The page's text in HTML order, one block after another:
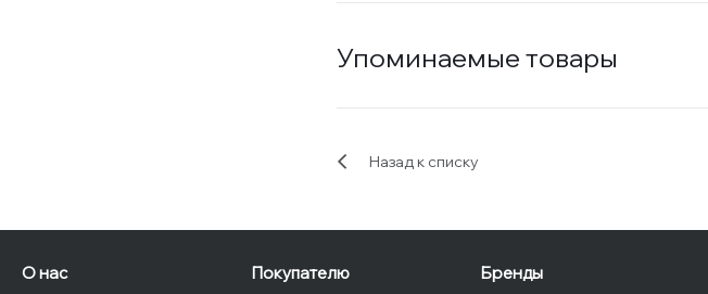
Упоминаемые товары
Назад к списку
О нас Покупателю Бренды